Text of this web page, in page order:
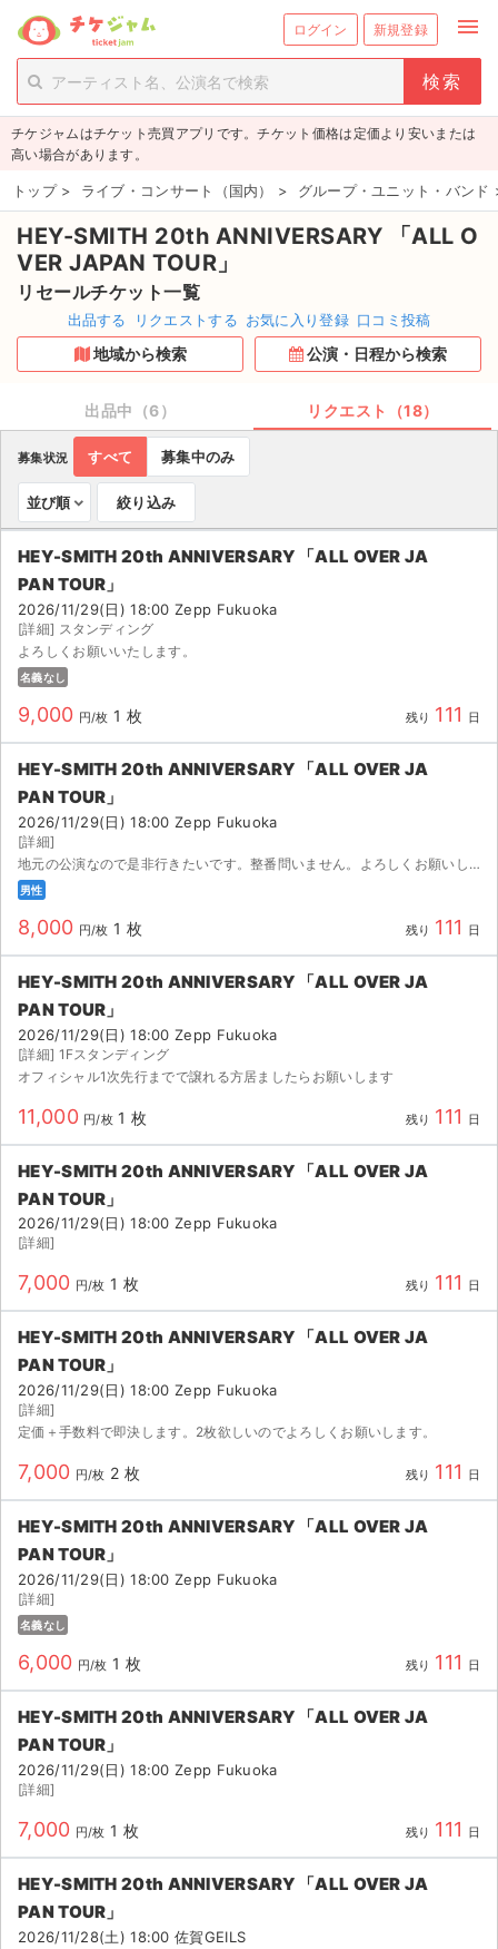
ログイン 新規登録 menu
person_add 新規会員登録
チケットを探す
新着チケット
値下げしたチケット
都道府県からチケットを探す
もうすぐ開催のチケット
取扱チケット
ライブ・コンサート（国内）
イベント
スポーツ
演劇・ミュージカル
ご利用ガイド
ご利用ガイド
手数料・お支払い方法
AIに質問する
よくある質問
お知らせ
サイト情報
チケットジャム利用規約
プライバシーポリシー
特定商取引法に基づく表記
不正転売禁止法について
チケットジャムの取り組み
音楽情報
チケジャムはチケット売買アプリです。チケット価格は定価より安いまたは
高い場合があります。
トップ > ライブ・コンサート（国内） > グループ・ユニット・バンド
HEY-SMITH 20th ANNIVERSARY 「ALL O
VER JAPAN TOUR」
リセールチケット一覧
出品する リクエストする お気に入り登録 口コミ投稿
地域から検索 公演・日程から検索
出品中（6） リクエスト（18）
募集状況 すべて 募集中のみ
並び順 絞り込み
HEY-SMITH 20th ANNIVERSARY 「ALL OVER JA
PAN TOUR」
2026/11/29(日) 18:00 Zepp Fukuoka
[詳細] スタンディング
よろしくお願いいたします。
名義なし
9,000 円/枚 1 枚 残り 111 日
HEY-SMITH 20th ANNIVERSARY 「ALL OVER JA
PAN TOUR」
2026/11/29(日) 18:00 Zepp Fukuoka
[詳細]
地元の公演なので是非行きたいです。整番問いません。よろしくお願いします
男性
8,000 円/枚 1 枚 残り 111 日
HEY-SMITH 20th ANNIVERSARY 「ALL OVER JA
PAN TOUR」
2026/11/29(日) 18:00 Zepp Fukuoka
[詳細] 1Fスタンディング
オフィシャル1次先行までで譲れる方居ましたらお願いします
11,000 円/枚 1 枚 残り 111 日
HEY-SMITH 20th ANNIVERSARY 「ALL OVER JA
PAN TOUR」
2026/11/29(日) 18:00 Zepp Fukuoka
[詳細]
7,000 円/枚 1 枚 残り 111 日
HEY-SMITH 20th ANNIVERSARY 「ALL OVER JA
PAN TOUR」
2026/11/29(日) 18:00 Zepp Fukuoka
[詳細]
定価＋手数料で即決します。2枚欲しいのでよろしくお願いします。
7,000 円/枚 2 枚 残り 111 日
HEY-SMITH 20th ANNIVERSARY 「ALL OVER JA
PAN TOUR」
2026/11/29(日) 18:00 Zepp Fukuoka
[詳細]
名義なし
6,000 円/枚 1 枚 残り 111 日
HEY-SMITH 20th ANNIVERSARY 「ALL OVER JA
PAN TOUR」
2026/11/29(日) 18:00 Zepp Fukuoka
[詳細]
7,000 円/枚 1 枚 残り 111 日
HEY-SMITH 20th ANNIVERSARY 「ALL OVER JA
PAN TOUR」
2026/11/28(土) 18:00 佐賀GEILS